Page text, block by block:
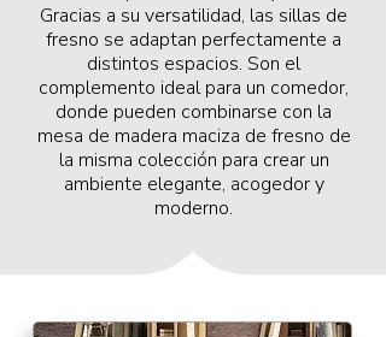
Gracias a su versatilidad, las sillas de
fresno se adaptan perfectamente a
distintos espacios. Son el
complemento ideal para un comedor,
donde pueden combinarse con la
mesa de madera maciza de fresno de
la misma colección para crear un
ambiente elegante, acogedor y
moderno.